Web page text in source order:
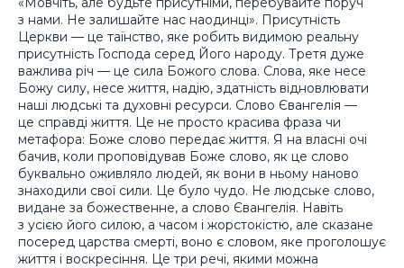
з нами. Не залишайте нас наодинці». Присутність
Церкви — це таїнство, яке робить видимою реальну
присутність Господа серед Його народу. Третя дуже
важлива річ — це сила Божого слова. Слова, яке несе
Божу силу, несе життя, надію, здатність відновлювати
наші людські та духовні ресурси. Слово Євангелія —
це справді життя. Це не просто красива фраза чи
метафора: Боже слово передає життя. Я на власні очі
бачив, коли проповідував Боже слово, як це слово
буквально оживляло людей, як вони в ньому наново
знаходили свої сили. Це було чудо. Не людське слово,
видане за божественне, а слово Євангелія. Навіть
з усією його силою, а часом і жорстокістю, але сказане
посеред царства смерті, воно є словом, яке проголошує
життя і воскресіння. Це три речі, якими можна